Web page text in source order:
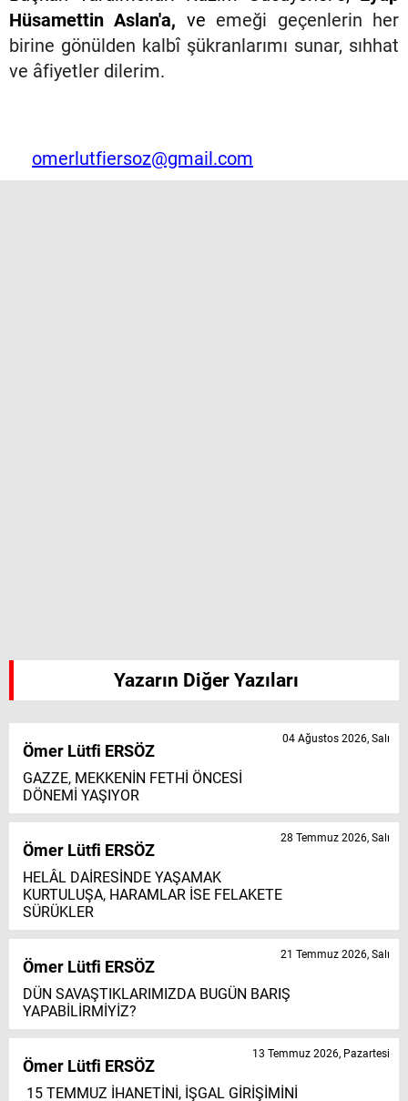
Hüsamettin Aslan'a, ve emeği geçenlerin her
birine gönülden kalbî şükranlarımı sunar, sıhhat
ve âfiyetler dilerim.
omerlutfiersoz@gmail.com
Yazarın Diğer Yazıları
Ömer Lütfi ERSÖZ
GAZZE, MEKKENİN FETHİ ÖNCESİ
DÖNEMİ YAŞIYOR
04 Ağustos 2026, Salı
Ömer Lütfi ERSÖZ
HELÂL DAİRESİNDE YAŞAMAK
KURTULUŞA, HARAMLAR İSE FELAKETE
SÜRÜKLER
28 Temmuz 2026, Salı
Ömer Lütfi ERSÖZ
DÜN SAVAŞTIKLARIMIZDA BUGÜN BARIŞ
YAPABİLİRMİYİZ?
21 Temmuz 2026, Salı
Ömer Lütfi ERSÖZ
15 TEMMUZ İHANETİNİ, İŞGAL GİRİŞİMİNİ
13 Temmuz 2026, Pazartesi